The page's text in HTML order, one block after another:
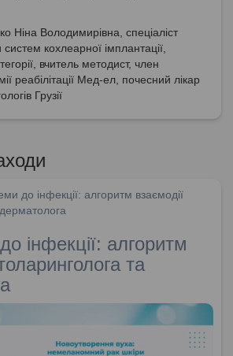
Ніна Володимирівна, спеціаліст
кохлеарної імплантації,
вчитель методист, член
реабілітації Мед-ел, почесний лікар
Грузії
до інфекції: алгоритм взаємодії
інфекції: алгоритм
та